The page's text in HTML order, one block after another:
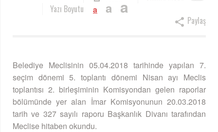
Yazı Boyutu
a a a
Paylaş
Belediye Meclisinin 05.04.2018 tarihinde yapılan 7.
seçim dönemi 5. toplantı dönemi Nisan ayı Meclis
toplantısı 2. birleşiminin Komisyondan gelen raporlar
bölümünde yer alan İmar Komisyonunun 20.03.2018
tarih ve 327 sayılı raporu Başkanlık Divanı tarafından
Meclise hitaben okundu.